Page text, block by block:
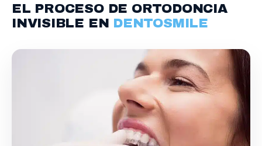
EL PROCESO DE ORTODONCIA
INVISIBLE EN DENTOSMILE